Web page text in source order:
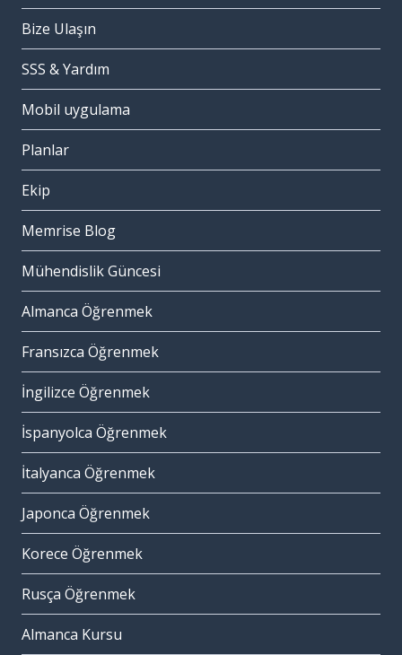
Bize Ulaşın
SSS & Yardım
Mobil uygulama
Planlar
Ekip
Memrise Blog
Mühendislik Güncesi
Almanca Öğrenmek
Fransızca Öğrenmek
İngilizce Öğrenmek
İspanyolca Öğrenmek
İtalyanca Öğrenmek
Japonca Öğrenmek
Korece Öğrenmek
Rusça Öğrenmek
Almanca Kursu